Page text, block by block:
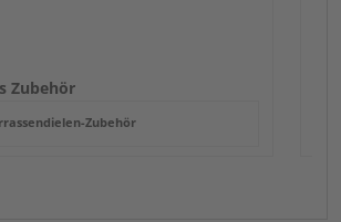
Zubehör
Zubehör